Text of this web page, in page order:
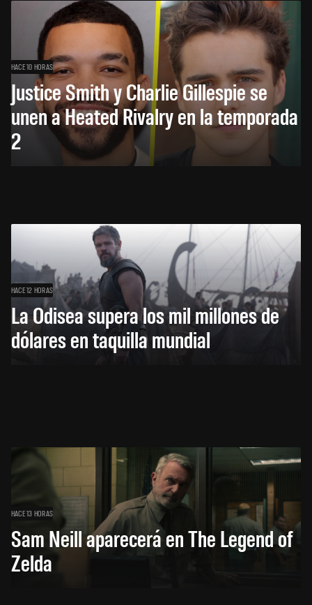
HACE 10 HORAS
Justice Smith y Charlie Gillespie se
unen a Heated Rivalry en la temporada
2
HACE 12 HORAS
La Odisea supera los mil millones de
dólares en taquilla mundial
HACE 13 HORAS
Sam Neill aparecerá en The Legend of
Zelda